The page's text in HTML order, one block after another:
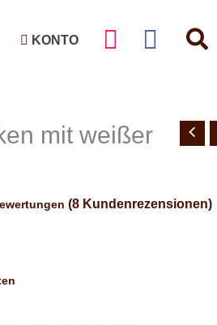
KONTO
mit weißer
(8 Kundenrezensionen)